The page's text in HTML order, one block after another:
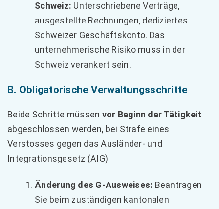
Schweiz: Unterschriebene Verträge,
ausgestellte Rechnungen, dediziertes
Schweizer Geschäftskonto. Das
unternehmerische Risiko muss in der
Schweiz verankert sein.
B. Obligatorische Verwaltungsschritte
Beide Schritte müssen vor Beginn der Tätigkeit
abgeschlossen werden, bei Strafe eines
Verstosses gegen das Ausländer- und
Integrationsgesetz (AIG):
Änderung des G-Ausweises: Beantragen
Sie beim zuständigen kantonalen